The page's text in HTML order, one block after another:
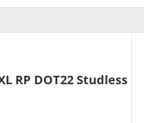
RP DOT22 Studless